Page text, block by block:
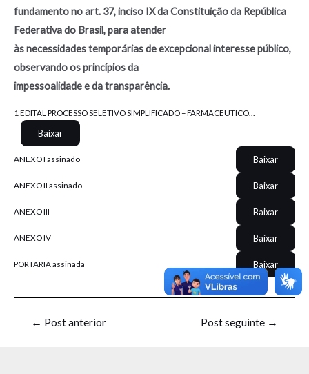
fundamento no art. 37, inciso IX da Constituição da República
Federativa do Brasil, para atender
às necessidades temporárias de excepcional interesse público,
observando os princípios da
impessoalidade e da transparência.
1 EDITAL PROCESSO SELETIVO SIMPLIFICADO – FARMACEUTICO…
Baixar
ANEXO I assinado Baixar
ANEXO II assinado Baixar
ANEXO III Baixar
ANEXO IV Baixar
PORTARIA assinada Baixar
← Post anterior Post seguinte →